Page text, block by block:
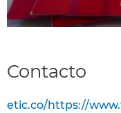
Contacto
etic.co/https://